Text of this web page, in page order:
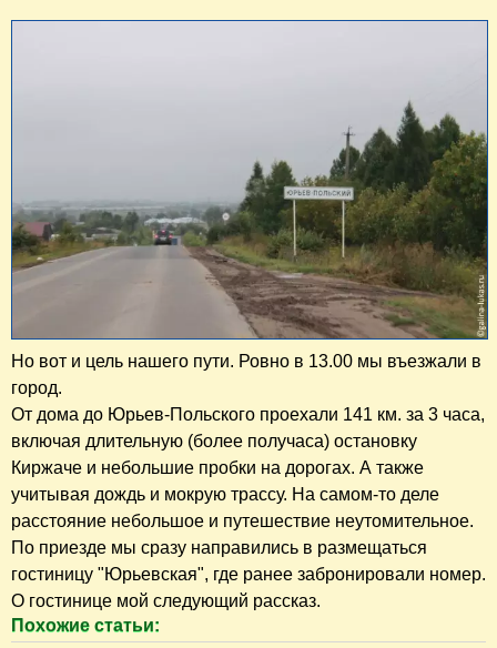
Но вот и цель нашего пути. Ровно в 13.00 мы въезжали в
город.
От дома до Юрьев-Польского проехали 141 км. за 3 часа,
включая длительную (более получаса) остановку
Киржаче и небольшие пробки на дорогах. А также
учитывая дождь и мокрую трассу. На самом-то деле
расстояние небольшое и путешествие неутомительное.
По приезде мы сразу направились в размещаться
гостиницу "Юрьевская", где ранее забронировали номер.
О гостинице мой следующий рассказ.
Похожие статьи: